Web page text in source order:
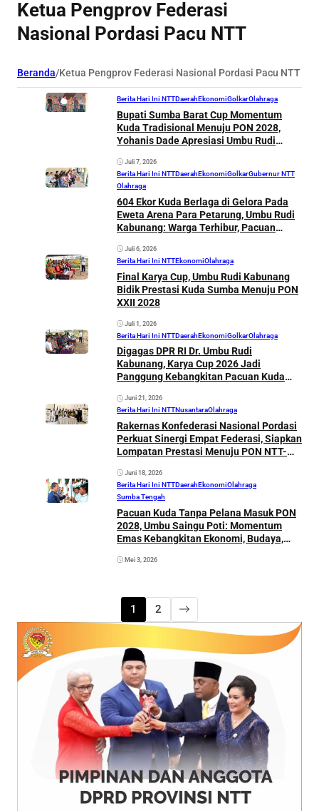
Ketua Pengprov Federasi
Nasional Pordasi Pacu NTT
Beranda/Ketua Pengprov Federasi Nasional Pordasi Pacu NTT
Berita Hari Ini NTTDaerahEkonomiGolkarOlahraga
Bupati Sumba Barat Cup Momentum
Kuda Tradisional Menuju PON 2028,
Yohanis Dade Apresiasi Umbu Rudi
Juli 7, 2026
Berita Hari Ini NTTDaerahEkonomiGolkarGubernur NTT
Olahraga
604 Ekor Kuda Berlaga di Gelora Pada
Eweta Arena Para Petarung, Umbu Rudi
Kabunang: Warga Terhibur, Pacuan
2028
Juli 6, 2026
Berita Hari Ini NTTEkonomiOlahraga
Final Karya Cup, Umbu Rudi Kabunang
Bidik Prestasi Kuda Sumba Menuju PON
XXII 2028
Juli 1, 2026
Berita Hari Ini NTTDaerahEkonomiGolkarOlahraga
Digagas DPR RI Dr. Umbu Rudi
Kabunang, Karya Cup 2026 Jadi
Panggung Kebangkitan Pacuan Kuda
Juni 21, 2026
Berita Hari Ini NTTNusantaraOlahraga
Rakernas Konfederasi Nasional Pordasi
Perkuat Sinergi Empat Federasi, Siapkan
Lompatan Prestasi Menuju PON NTT-
Juni 18, 2026
Berita Hari Ini NTTDaerahEkonomiOlahraga
Sumba Tengah
Pacuan Kuda Tanpa Pelana Masuk PON
2028, Umbu Saingu Poti: Momentum
Emas Kebangkitan Ekonomi, Budaya,
Mei 3, 2026
1 2